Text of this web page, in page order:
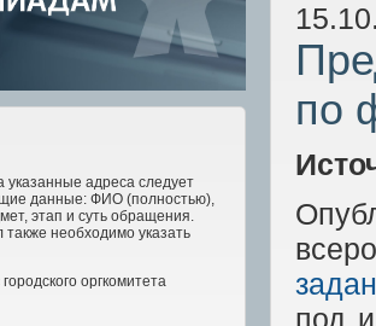
адреса следует
данные: ФИО (полностью),
этап и суть обращения.
необходимо указать
городского оргкомитета
по
под